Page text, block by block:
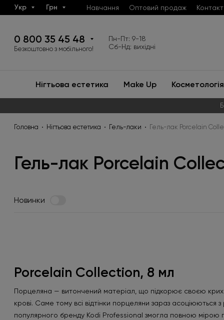
Укр Грн Навчання Оптовий продаж
0 800 35 45 48
Безкоштовно з мобільного!
Пн-Пт: 9-18
Сб-Нд: вихідні
Нігтьова естетика Make Up Косметологія
Головна Нігтьова естетика Гель-лаки Гель-лак Porcelain
Гель-лак Porcelain
Новинки
Porcelain Collection, 8 мл
Порцеляна — витончений матеріал, що підкорює своєю
крові. Саме тому всі відтінки порцеляни зараз
популярного бренду Kodi Professional змогла повною мірою